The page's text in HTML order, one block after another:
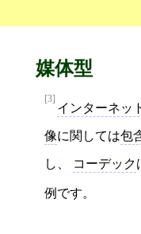
媒体型
[3]
インターネッ
像に関しては包
し、 コーデック
例です。